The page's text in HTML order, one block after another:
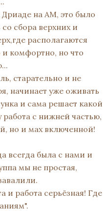
Дриаде на АМ, это было
сбора верхних и
располагаются
комфортно, но что
старательно и не
начинает уже оживать
и сама решает какой
работа с нижней частью,
но и мах включенной!
всегда была с нами и
мы не простая,
и работа серьёзная! Где